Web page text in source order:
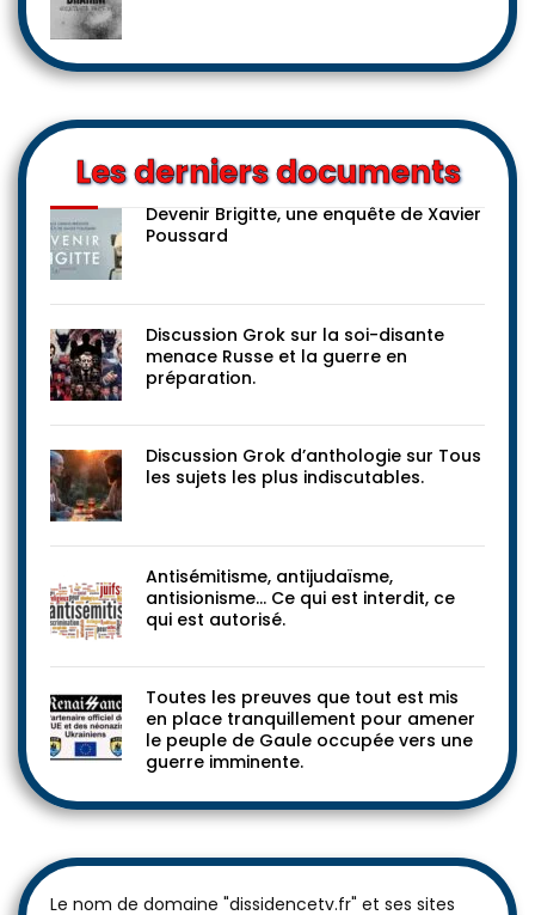
Les derniers documents
Devenir Brigitte, une enquête de Xavier
Poussard
Discussion Grok sur la soi-disante
menace Russe et la guerre en
préparation.
Discussion Grok d’anthologie sur Tous
les sujets les plus indiscutables.
Antisémitisme, antijudaïsme,
antisionisme… Ce qui est interdit, ce
qui est autorisé.
Toutes les preuves que tout est mis
en place tranquillement pour amener
le peuple de Gaule occupée vers une
guerre imminente.
Le nom de domaine "dissidencetv.fr" et ses sites